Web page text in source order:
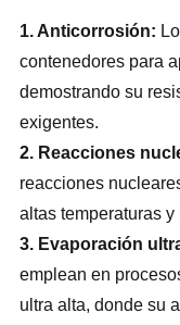
1. Anticorrosión:
contenedores para
demostrando su
exigentes.
2. Reacciones
reacciones
altas temperaturas
3. Evaporación
emplean en
ultra alta, donde su